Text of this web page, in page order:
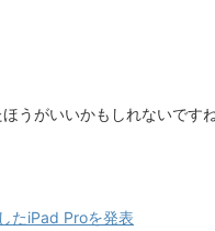
うがいいかもしれないですね
たiPad Proを発表